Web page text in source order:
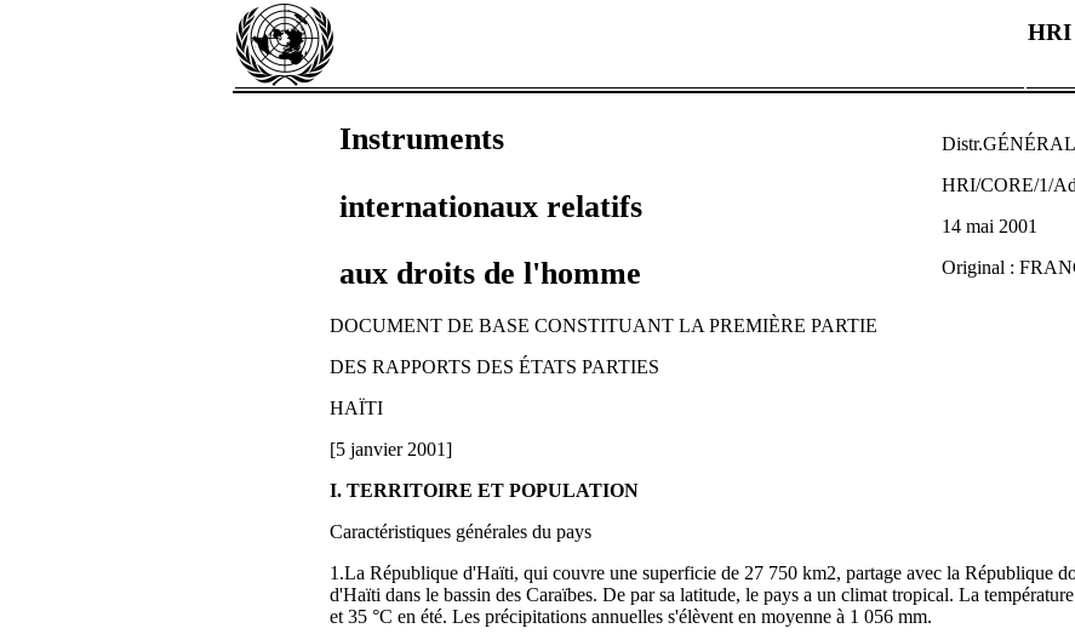
HRI
Instruments
internationaux relatifs
aux droits de l'homme
HRI/CORE/1/
14 mai 2001
Original :
DOCUMENT DE BASE CONSTITUANT LA PREMIÈRE PARTIE
DES RAPPORTS DES ÉTATS PARTIES
HAÏTI
[5 janvier 2001]
I. TERRITOIRE ET POPULATION
Caractéristiques générales du pays
1.La République d'Haïti, qui couvre une superficie de 27 750 km2, partage avec la République
d'Haïti dans le bassin des Caraïbes. De par sa latitude, le pays a un climat tropical. La
et 35 °C en été. Les précipitations annuelles s'élèvent en moyenne à 1 056 mm.